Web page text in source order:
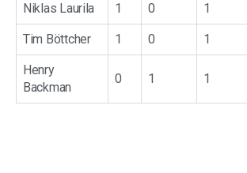
Niklas Laurila 1 0 1
Tim Böttcher 1 0 1
Henry
Backman
0 1 1